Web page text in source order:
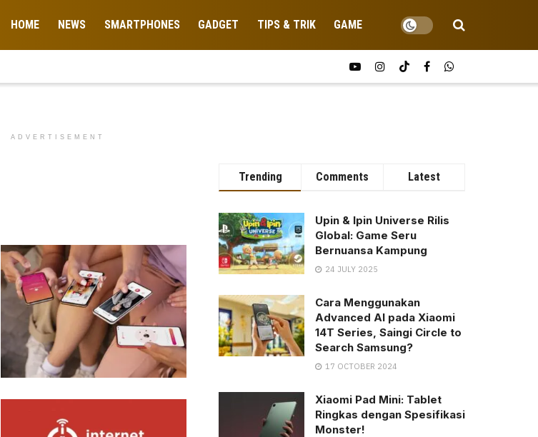
HOME NEWS SMARTPHONES GADGET TIPS & TRIK GAME
ADVERTISEMENT
Trending Comments Latest
Upin & Ipin Universe Rilis
Global: Game Seru
Bernuansa Kampung
24 JULY 2025
Cara Menggunakan
Advanced AI pada Xiaomi
14T Series, Saingi Circle to
Search Samsung?
17 OCTOBER 2024
Xiaomi Pad Mini: Tablet
Ringkas dengan Spesifikasi
Monster!